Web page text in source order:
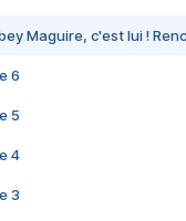
Maguire, c'est lui !
6
5
4
3